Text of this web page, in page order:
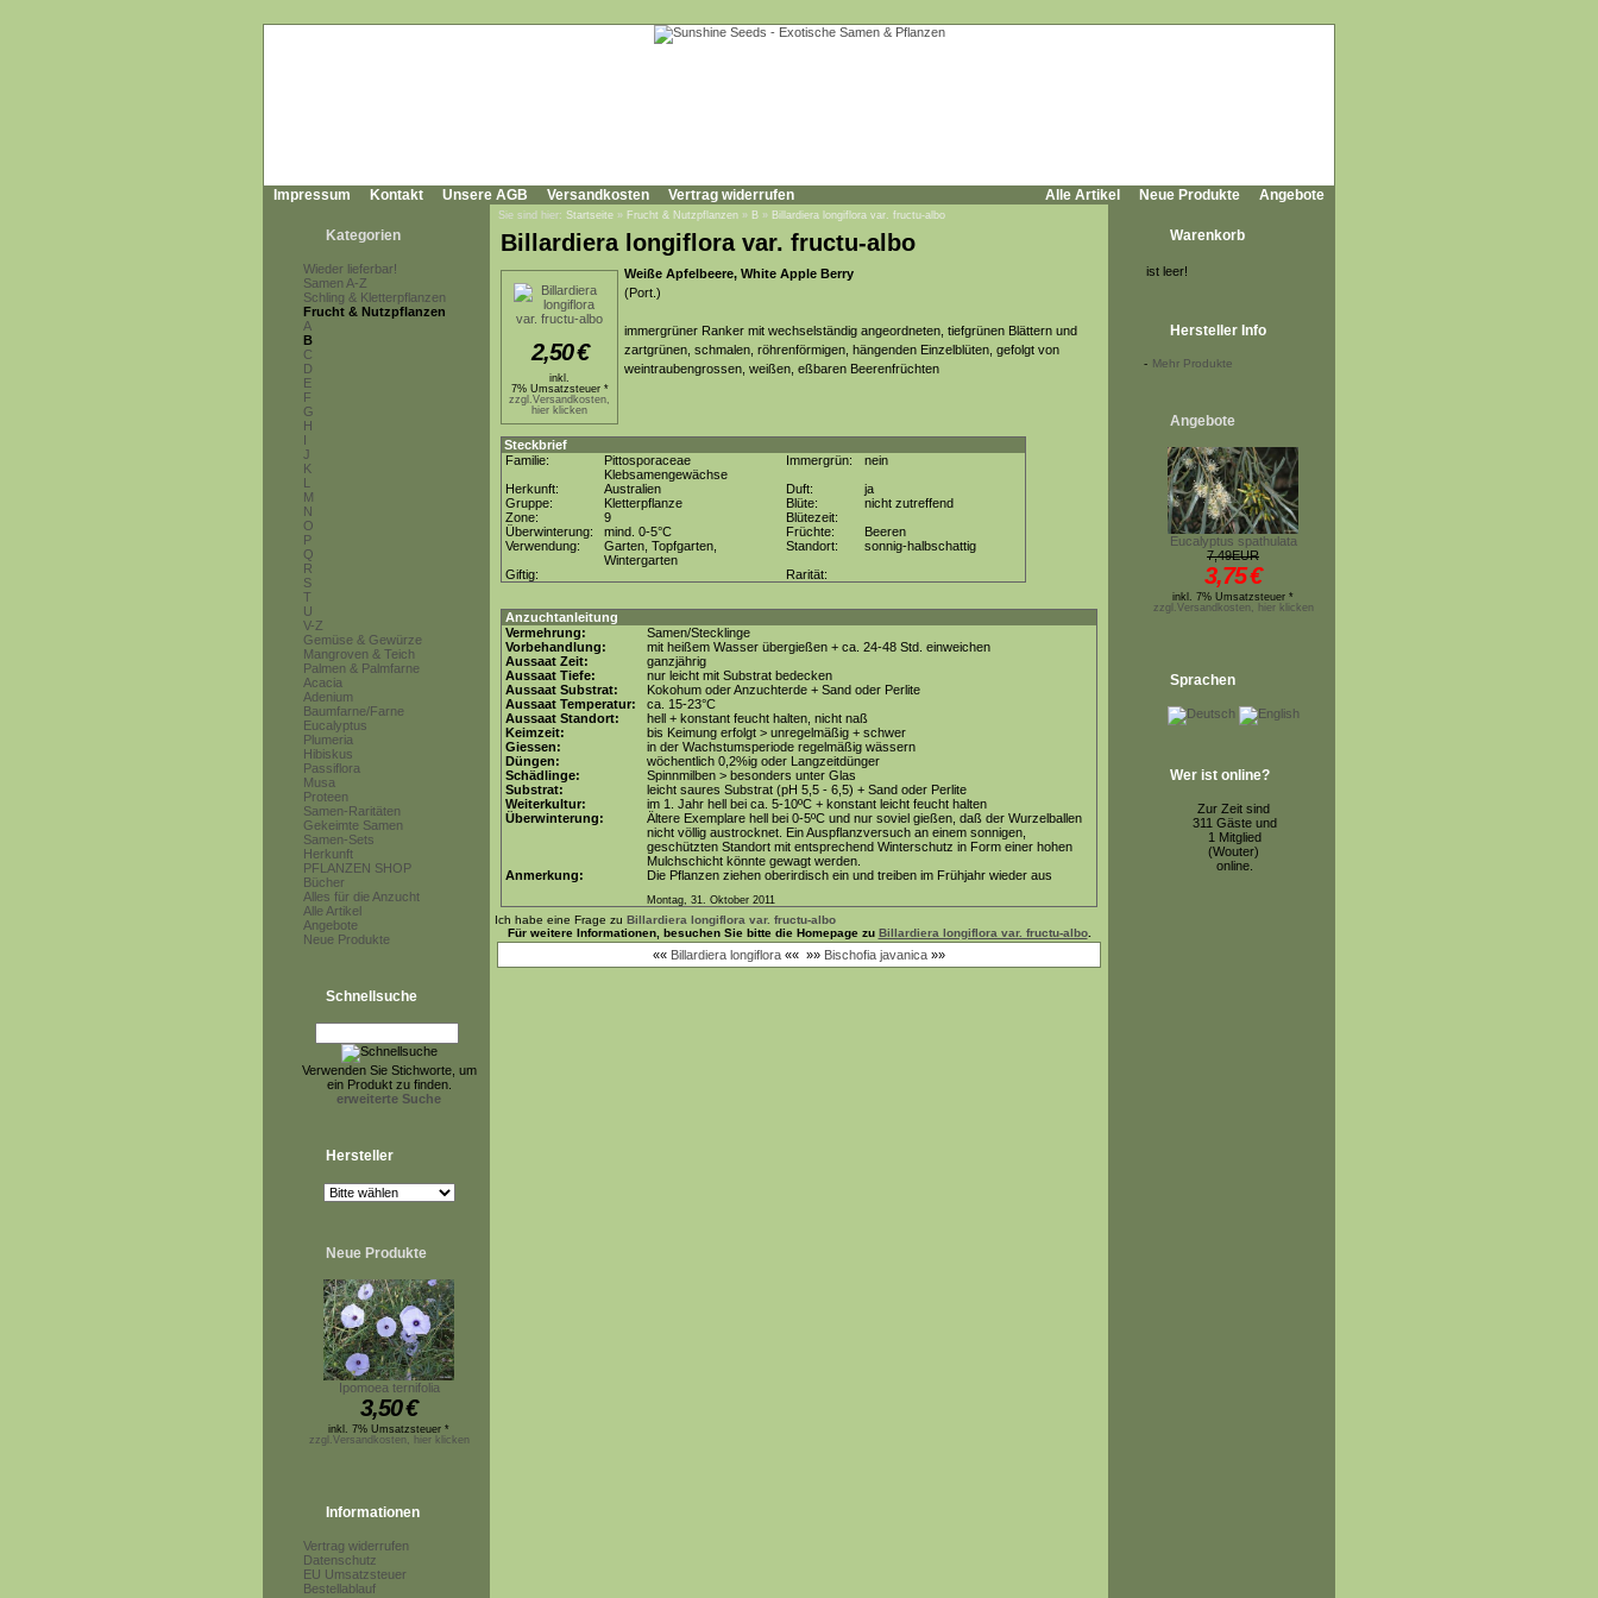
Impressum Kontakt Unsere AGB Versandkosten Vertrag widerrufen Alle Artikel Neue Produkte Angebote
Kategorien
Wieder lieferbar!
Samen A-Z
Schling & Kletterpflanzen
Frucht & Nutzpflanzen
A
B
C
D
E
F
G
H
I
J
K
L
M
N
O
P
Q
R
S
T
U
V-Z
Gemüse & Gewürze
Mangroven & Teich
Palmen & Palmfarne
Acacia
Adenium
Baumfarne/Farne
Eucalyptus
Plumeria
Hibiskus
Passiflora
Musa
Proteen
Samen-Raritäten
Gekeimte Samen
Samen-Sets
Herkunft
PFLANZEN SHOP
Bücher
Alles für die Anzucht
Alle Artikel
Angebote
Neue Produkte
Schnellsuche
Verwenden Sie Stichworte, um
ein Produkt zu finden.
erweiterte Suche
Hersteller
Neue Produkte
Ipomoea ternifolia
3,50€
inkl. 7% Umsatzsteuer *
zzgl.Versandkosten, hier klicken
Informationen
Vertrag widerrufen
Datenschutz
EU Umsatzsteuer
Bestellablauf
Sie sind hier: Startseite » Frucht & Nutzpflanzen » B » Billardiera longiflora var. fructu-albo
Billardiera longiflora var. fructu-albo
2,50€
inkl.
7% Umsatzsteuer *
zzgl.Versandkosten,
hier klicken
Weiße Apfelbeere, White Apple Berry
(Port.)
immergrüner Ranker mit wechselständig angeordneten, tiefgrünen Blättern und
zartgrünen, schmalen, röhrenförmigen, hängenden Einzelblüten, gefolgt von
weintraubengrossen, weißen, eßbaren Beerenfrüchten
Steckbrief
Familie:
Pittosporaceae
Klebsamengewächse
Immergrün:
nein
Herkunft:
Australien Duft:
ja
Gruppe:
Kletterpflanze Blüte:
nicht zutreffend
Zone:
9
Blütezeit:
Überwinterung:
mind. 0-5°C Früchte:
Beeren
Verwendung:
Garten, Topfgarten,
Wintergarten
Standort:
sonnig-halbschattig
Giftig:
Rarität:
Anzuchtanleitung
Vermehrung:
Samen/Stecklinge
Vorbehandlung:
mit heißem Wasser übergießen + ca. 24-48 Std. einweichen
Aussaat Zeit:
ganzjährig
Aussaat Tiefe:
nur leicht mit Substrat bedecken
Aussaat Substrat:
Kokohum oder Anzuchterde + Sand oder Perlite
Aussaat Temperatur:
ca. 15-23°C
Aussaat Standort:
hell + konstant feucht halten, nicht naß
Keimzeit:
bis Keimung erfolgt > unregelmäßig + schwer
Giessen:
in der Wachstumsperiode regelmäßig wässern
Düngen:
wöchentlich 0,2%ig oder Langzeitdünger
Schädlinge:
Spinnmilben > besonders unter Glas
Substrat:
leicht saures Substrat (pH 5,5 - 6,5) + Sand oder Perlite
Weiterkultur:
im 1. Jahr hell bei ca. 5-10ºC + konstant leicht feucht halten
Überwinterung:
Ältere Exemplare hell bei 0-5ºC und nur soviel gießen, daß der Wurzelballen
nicht völlig austrocknet. Ein Auspflanzversuch an einem sonnigen,
geschützten Standort mit entsprechend Winterschutz in Form einer hohen
Mulchschicht könnte gewagt werden.
Anmerkung:
Die Pflanzen ziehen oberirdisch ein und treiben im Frühjahr wieder aus
Montag, 31. Oktober 2011
Ich habe eine Frage zu Billardiera longiflora var. fructu-albo
Für weitere Informationen, besuchen Sie bitte die Homepage zu Billardiera longiflora var. fructu-albo.
«« Billardiera longiflora «« »» Bischofia javanica »»
Warenkorb
ist leer!
Hersteller Info
- Mehr Produkte
Angebote
Eucalyptus spathulata
7,49EUR
3,75€
inkl. 7% Umsatzsteuer *
zzgl.Versandkosten, hier klicken
Sprachen
Wer ist online?
Zur Zeit sind
311 Gäste und
1 Mitglied
(Wouter)
online.